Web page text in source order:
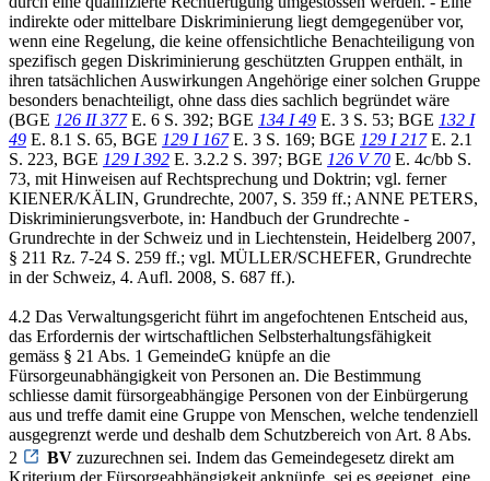
indirekte oder mittelbare Diskriminierung liegt demgegenüber vor,
wenn eine Regelung, die keine offensichtliche Benachteiligung von
spezifisch gegen Diskriminierung geschützten Gruppen enthält, in
ihren tatsächlichen Auswirkungen Angehörige einer solchen Gruppe
besonders benachteiligt, ohne dass dies sachlich begründet wäre
(BGE 126 II 377E. 6 S. 392; BGE 134 I 49 E. 3 S. 53; BGE 132 I
49 E. 8.1 S. 65, BGE 129 I 167E. 3 S. 169; BGE 129 I 217E. 2.1
S. 223, BGE 129 I 392 E. 3.2.2 S. 397; BGE 126 V 70 E. 4c/bb S.
73, mit Hinweisen auf Rechtsprechung und Doktrin; vgl. ferner
KIENER/KÄLIN, Grundrechte, 2007, S. 359 ff.; ANNE PETERS,
Diskriminierungsverbote, in: Handbuch der Grundrechte -
Grundrechte in der Schweiz und in Liechtenstein, Heidelberg 2007,
§ 211 Rz. 7-24 S. 259 ff.; vgl. MÜLLER/SCHEFER, Grundrechte
in der Schweiz, 4. Aufl. 2008, S. 687 ff.).
4.2 Das Verwaltungsgericht führt im angefochtenen Entscheid aus,
das Erfordernis der wirtschaftlichen Selbsterhaltungsfähigkeit
gemäss § 21 Abs. 1 GemeindeG knüpfe an die
Fürsorgeunabhängigkeit von Personen an. Die Bestimmung
schliesse damit fürsorgeabhängige Personen von der Einbürgerung
aus und treffe damit eine Gruppe von Menschen, welche tendenziell
ausgegrenzt werde und deshalb dem Schutzbereich von Art. 8 Abs.
2
BV zuzurechnen sei. Indem das Gemeindegesetz direkt am
Kriterium der Fürsorgeabhängigkeit anknüpfe, sei es geeignet, eine